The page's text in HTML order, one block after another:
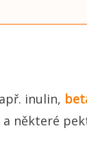
inulin,
a některé